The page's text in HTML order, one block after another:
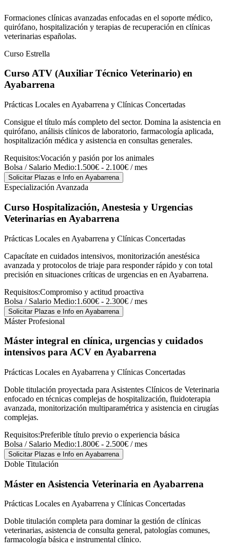
Formaciones clínicas avanzadas enfocadas en el soporte médico,
quirófano, hospitalización y terapias de recuperación en clínicas
veterinarias españolas.
Curso Estrella
Curso ATV (Auxiliar Técnico Veterinario) en
Ayabarrena
Prácticas Locales en Ayabarrena y Clínicas Concertadas
Consigue el título más completo del sector. Domina la asistencia en
quirófano, análisis clínicos de laboratorio, farmacología aplicada,
hospitalización médica y asistencia en consultas generales.
Requisitos:Vocación y pasión por los animales
Bolsa / Salario Medio:1.500€ - 2.100€ / mes
Solicitar Plazas e Info en Ayabarrena
Especialización Avanzada
Curso Hospitalización, Anestesia y Urgencias
Veterinarias en Ayabarrena
Prácticas Locales en Ayabarrena y Clínicas Concertadas
Capacítate en cuidados intensivos, monitorización anestésica
avanzada y protocolos de triaje para responder rápido y con total
precisión en situaciones críticas de urgencias en en Ayabarrena.
Requisitos:Compromiso y actitud proactiva
Bolsa / Salario Medio:1.600€ - 2.300€ / mes
Solicitar Plazas e Info en Ayabarrena
Máster Profesional
Máster integral en clínica, urgencias y cuidados
intensivos para ACV en Ayabarrena
Prácticas Locales en Ayabarrena y Clínicas Concertadas
Doble titulación proyectada para Asistentes Clínicos de Veterinaria
enfocado en técnicas complejas de hospitalización, fluidoterapia
avanzada, monitorización multiparamétrica y asistencia en cirugías
complejas.
Requisitos:Preferible título previo o experiencia básica
Bolsa / Salario Medio:1.800€ - 2.500€ / mes
Solicitar Plazas e Info en Ayabarrena
Doble Titulación
Máster en Asistencia Veterinaria en Ayabarrena
Prácticas Locales en Ayabarrena y Clínicas Concertadas
Doble titulación completa para dominar la gestión de clínicas
veterinarias, asistencia de consulta general, patologías comunes,
farmacología básica e instrumental clínico.